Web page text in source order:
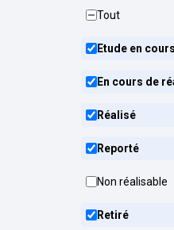
Tout
Etude en cours
En cours de
Réalisé
Reporté
Non réalisable
Retiré